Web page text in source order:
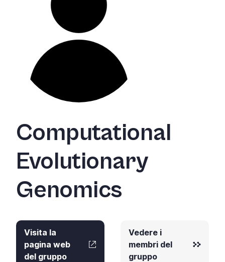
Computational
Evolutionary
Genomics
Visita la
pagina web
del gruppo
Vedere i
membri del
gruppo